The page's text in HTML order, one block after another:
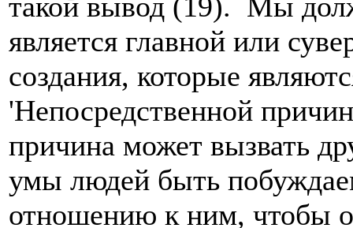
является главной или
создания, которые
'Непосредственной
причина может вызвать
умы людей быть
отношению к ним, чтобы